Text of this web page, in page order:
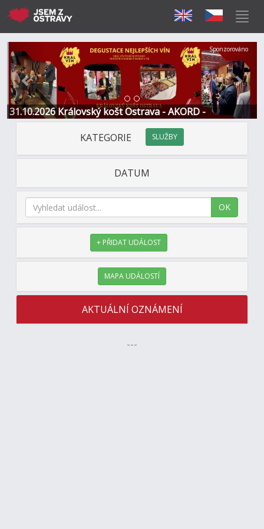
31.10.2026 Královský košt Ostrava - AKORD -
Restaurace a Hotel
Předchozí Další
Sponzorováno
KATEGORIE SLUŽBY
DATUM
OK
+ PŘIDAT UDÁLOST
MAPA UDÁLOSTÍ
AKTUÁLNÍ OZNÁMENÍ
---